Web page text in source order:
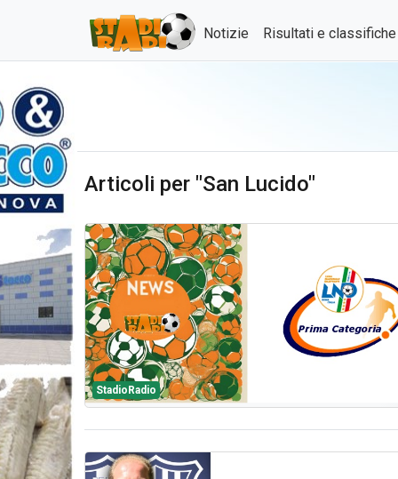
Notizie Risultati e classifiche
Articoli per "San Lucido"
StadioRadio